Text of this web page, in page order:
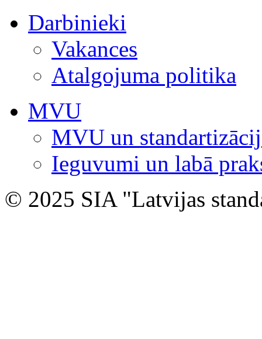
Darbinieki
Vakances
Atalgojuma politika
MVU
MVU un
Ieguvumi un labā
© 2025 SIA "Latvijas